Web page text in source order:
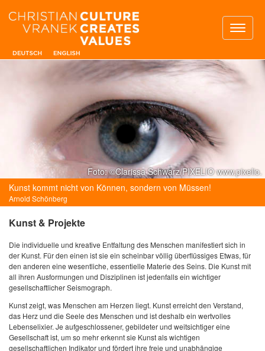
Foto: ©Clarissa Schwarz/PIXELIO www.pixelio.
Kunst kommt nicht von Können, sondern von Müssen!
Arnold Schönberg
Kunst & Projekte
Die individuelle und kreative Entfaltung des Menschen manifestiert sich in
der Kunst. Für den einen ist sie ein scheinbar völlig überflüssiges Etwas, für
den anderen eine wesentliche, essentielle Materie des Seins. Die Kunst mit
all ihren Ausformungen und Disziplinen ist jedenfalls ein wichtiger
gesellschaftlicher Seismograph.
Kunst zeigt, was Menschen am Herzen liegt. Kunst erreicht den Verstand,
das Herz und die Seele des Menschen und ist deshalb ein wertvolles
Lebenselixier. Je aufgeschlossener, gebildeter und weitsichtiger eine
Gesellschaft ist, um so mehr erkennt sie Kunst als wichtigen
gesellschaftlichen Indikator und fördert ihre freie und unabhängige